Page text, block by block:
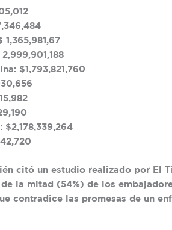
1,365,981,67
$1,793,821,760
$2,178,339,264
citó un estudio realizado por El
la mitad (54%) de los
contradice las promesas de un